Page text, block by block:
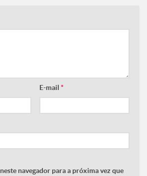
E-mail *
navegador para a próxima vez que